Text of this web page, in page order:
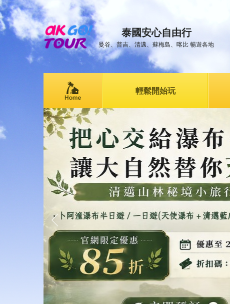
泰國安心自由行
曼谷、普吉、清邁、蘇梅島、喀比 暢遊各地
輕鬆開始玩